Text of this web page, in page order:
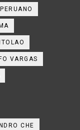
VARGAS
CHE